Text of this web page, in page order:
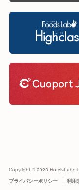
Copyright © 2023 HotelsLabo
プライバシーポリシー
利用